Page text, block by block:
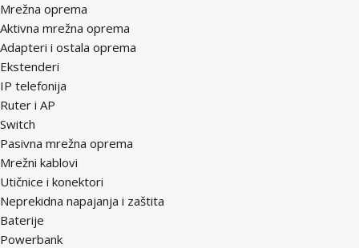
Mrežna oprema
Aktivna mrežna oprema
Adapteri i ostala oprema
Ekstenderi
IP telefonija
Ruter i AP
Switch
Pasivna mrežna oprema
Mrežni kablovi
Utičnice i konektori
Neprekidna napajanja i zaštita
Baterije
Powerbank